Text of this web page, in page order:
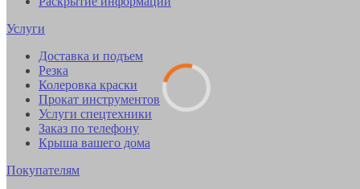
Услуги
Доставка и подъем
Резка
Колеровка краски
Прокат инструментов
Услуги спецтехники
Заказ по телефону
Крыша вашего дома
Покупателям